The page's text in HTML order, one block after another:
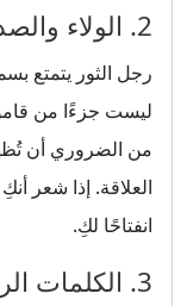
2. الولاء والصدق
رجل الثور يتمتع
ليست جزءًا من
من الضروري أن
العلاقة. إذا شعر
انفتاحًا لكِ.
3. الكلمات